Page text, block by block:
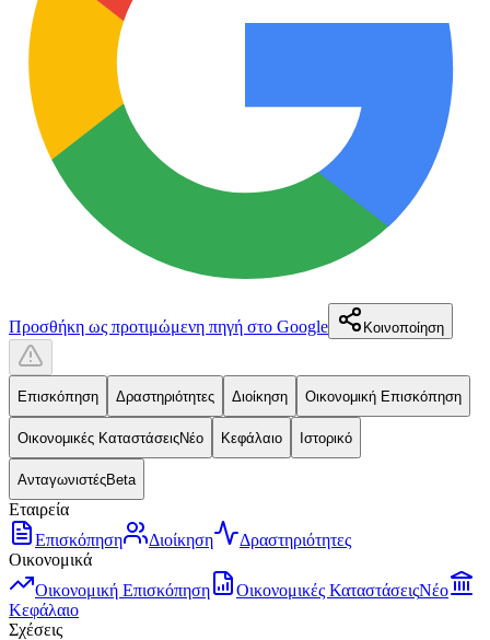
Προσθήκη ως προτιμώμενη πηγή στο Google Κοινοποίηση
Επισκόπηση Δραστηριότητες Διοίκηση Οικονομική Επισκόπηση
Οικονομικές ΚαταστάσειςΝέο Κεφάλαιο Ιστορικό
ΑνταγωνιστέςBeta
Εταιρεία
Επισκόπηση
Διοίκηση
Δραστηριότητες
Οικονομικά
Οικονομική Επισκόπηση
Οικονομικές ΚαταστάσειςΝέο
Κεφάλαιο
Σχέσεις